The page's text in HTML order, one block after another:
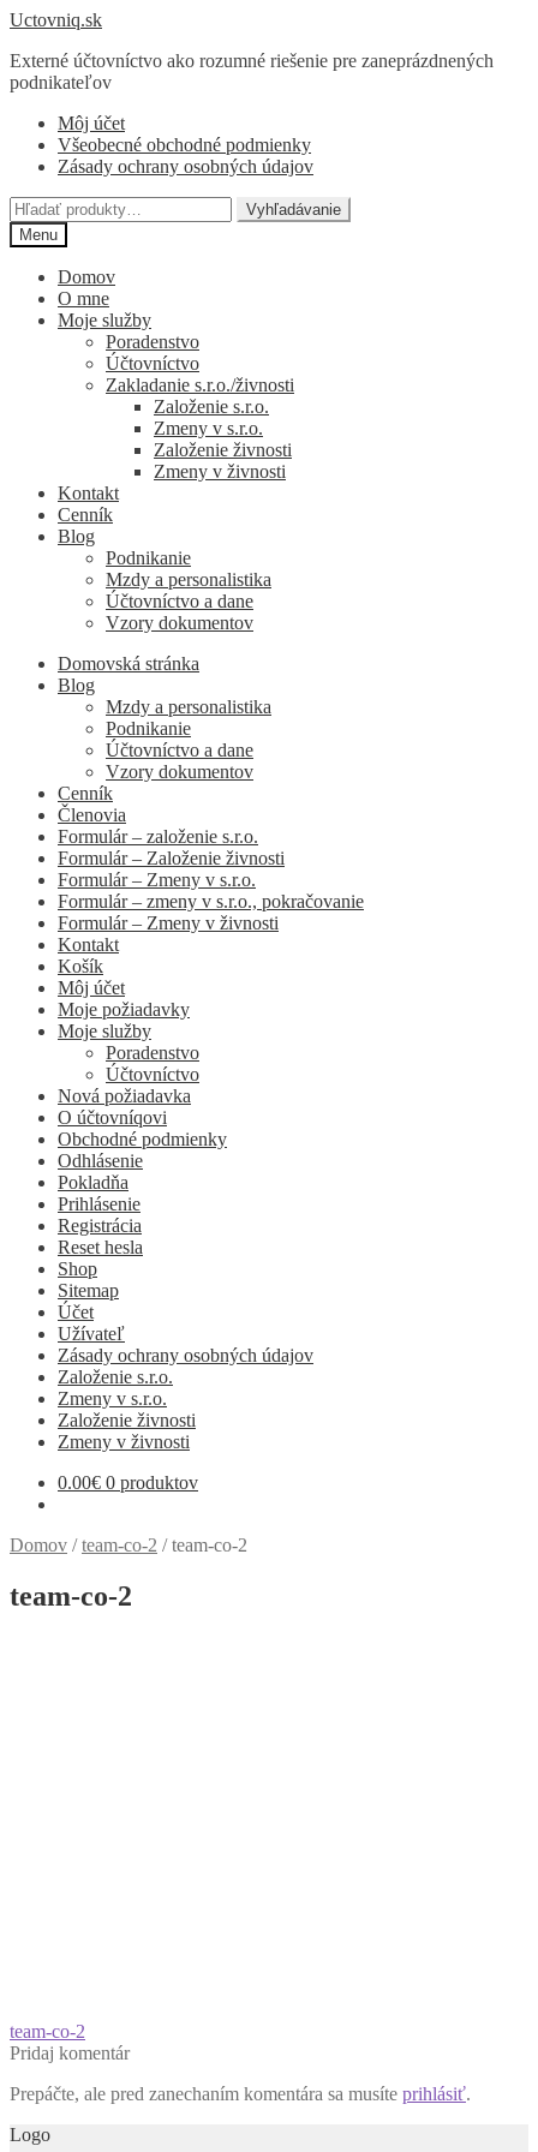
Preskočiť
navigáciu
Preskočiť
obsah
Uctovniq.sk
Externé účtovníctvo ako rozumné riešenie pre zaneprázdnených
podnikateľov
Môj účet
Všeobecné obchodné podmienky
Zásady ochrany osobných údajov
Hľadať:
Vyhľadávanie
Menu
Domov
O mne
Moje služby
Poradenstvo
Účtovníctvo
Zakladanie s.r.o./živnosti
Založenie s.r.o.
Zmeny v s.r.o.
Založenie živnosti
Zmeny v živnosti
Kontakt
Cenník
Blog
Podnikanie
Mzdy a personalistika
Účtovníctvo a dane
Vzory dokumentov
Domovská stránka
Blog
Mzdy a personalistika
Podnikanie
Účtovníctvo a dane
Vzory dokumentov
Cenník
Členovia
Formulár – založenie s.r.o.
Formulár – Založenie živnosti
Formulár – Zmeny v s.r.o.
Formulár – zmeny v s.r.o., pokračovanie
Formulár – Zmeny v živnosti
Kontakt
Košík
Môj účet
Moje požiadavky
Moje služby
Poradenstvo
Účtovníctvo
Nová požiadavka
O účtovníqovi
Obchodné podmienky
Odhlásenie
Pokladňa
Prihlásenie
Registrácia
Reset hesla
Shop
Sitemap
Účet
Užívateľ
Zásady ochrany osobných údajov
Založenie s.r.o.
Zmeny v s.r.o.
Založenie živnosti
Zmeny v živnosti
0.00€ 0 produktov
Domov /team-co-2 /team-co-2
team-co-2
Navigácia
v
článku
Predchádzajúci
článok:
team-co-2
Pridaj komentár
Prepáčte, ale pred zanechaním komentára sa musíte prihlásiť.
Logo